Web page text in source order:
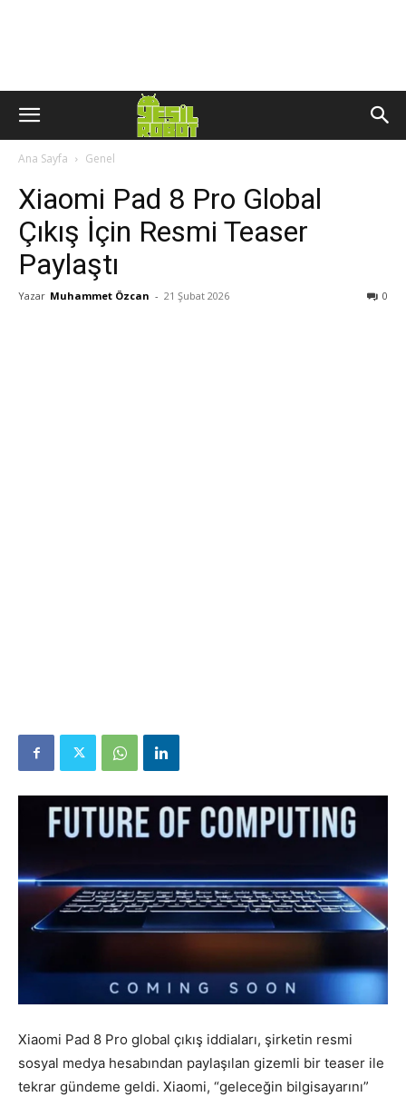
Ana Sayfa Genel
Xiaomi Pad 8 Pro Global
Çıkış İçin Resmi Teaser
Paylaştı
Yazar Muhammet Özcan - 21 Şubat 2026 0
Xiaomi Pad 8 Pro global çıkış iddiaları, şirketin resmi
sosyal medya hesabından paylaşılan gizemli bir teaser ile
tekrar gündeme geldi. Xiaomi, “geleceğin bilgisayarını”